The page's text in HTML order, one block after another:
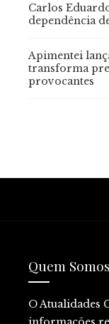
Carlos
dependência
Apimentei
transforma
provocantes
Quem Somos
O Atualidades